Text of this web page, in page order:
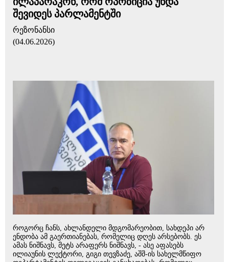
შევიდეს პარლამენტში
რეზონანსი
(04.06.2026)
როგორც ჩანს, ახლანდელი მდგომარეობით, სახდეპი არ
ენდობა ამ გაერთიანებას, რომელიც დღეს არსებობს. ეს
ამას ნიშნავს, მეტს არაფერს ნიშნავს, - ასე აფასებს
ილიაუნის ლექტორი, გიგი თევზაძე, აშშ-ის სახელმწიფო